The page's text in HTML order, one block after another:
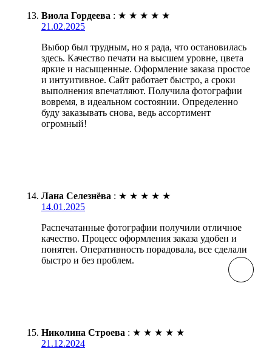
Виола Гордеева : ★ ★ ★ ★ ★
21.02.2025
Выбор был трудным, но я рада, что остановилась
здесь. Качество печати на высшем уровне, цвета
яркие и насыщенные. Оформление заказа простое
и интуитивное. Сайт работает быстро, а сроки
выполнения впечатляют. Получила фотографии
вовремя, в идеальном состоянии. Определенно
буду заказывать снова, ведь ассортимент
огромный!
Лана Селезнёва : ★ ★ ★ ★ ★
14.01.2025
Распечатанные фотографии получили отличное
качество. Процесс оформления заказа удобен и
понятен. Оперативность порадовала, все сделали
быстро и без проблем.
Николина Строева : ★ ★ ★ ★ ★
21.12.2024